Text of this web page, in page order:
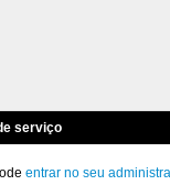
serviço
entrar no seu